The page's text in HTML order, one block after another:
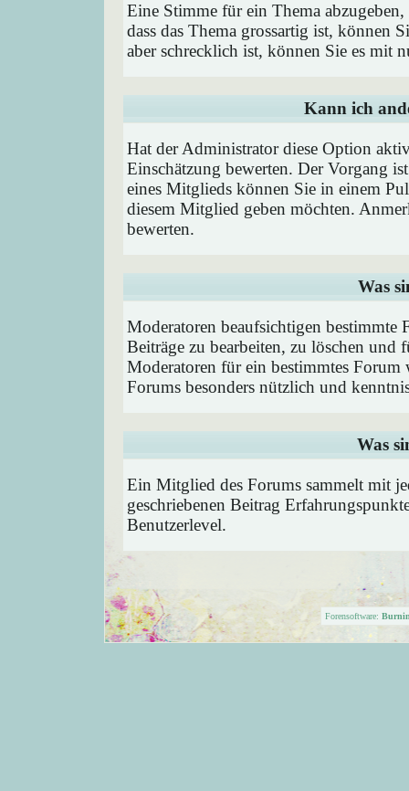
Eine Stimme für ein Thema
dass das Thema grossartig ist, können
aber schrecklich ist, können Sie es mit
Kann ich
Hat der Administrator diese Option
Einschätzung bewerten. Der Vorgang
eines Mitglieds können Sie in einem
diesem Mitglied geben möchten.
bewerten.
Was
Moderatoren beaufsichtigen
Beiträge zu bearbeiten, zu löschen und
Moderatoren für ein bestimmtes Forum
Forums besonders nützlich und
Was
Ein Mitglied des Forums sammelt mit
geschriebenen Beitrag
Benutzerlevel.
Forensoftware: